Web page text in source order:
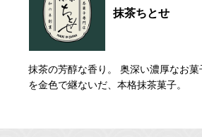
抹茶ちとせ
抹茶の芳醇な香り。 奥深い濃厚なお菓
を金色で継ないだ、本格抹茶菓子。